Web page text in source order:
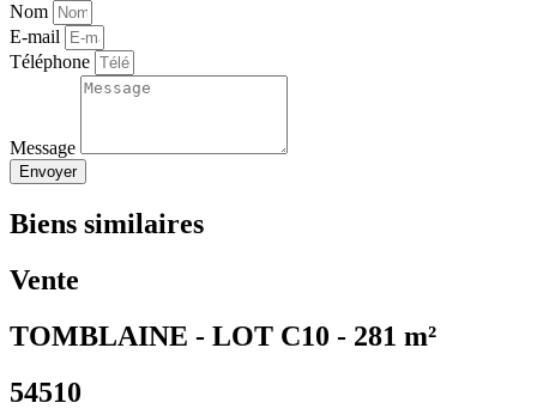
Nom
E-mail
Téléphone
Message
Envoyer
Biens similaires
Vente
TOMBLAINE - LOT C10 - 281 m²
54510